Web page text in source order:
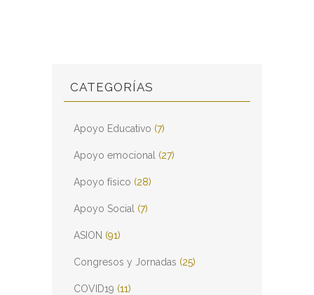
CATEGORÍAS
Apoyo Educativo (7)
Apoyo emocional (27)
Apoyo físico (28)
Apoyo Social (7)
ASION (91)
Congresos y Jornadas (25)
COVID19 (11)